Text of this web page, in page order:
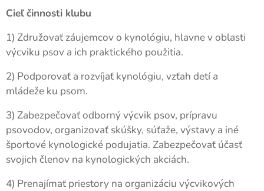
Cieľ činnosti klubu
1) Združovať záujemcov o kynológiu, hlavne v oblasti
výcviku psov a ich praktického použitia.
2) Podporovať a rozvíjať kynológiu, vzťah detí a
mládeže ku psom.
3) Zabezpečovať odborný výcvik psov, prípravu
psovodov, organizovať skúšky, súťaže, výstavy a iné
športové kynologické podujatia. Zabezpečovať účasť
svojich členov na kynologických akciách.
4) Prenajímať priestory na organizáciu výcvikových